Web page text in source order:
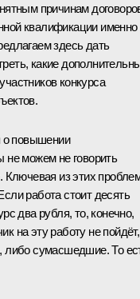
причинам
квалификации именно
здесь дать
какие
конкурса
о повышении
не можем не говорить
Ключевая из этих
работа стоит десять
два рубля, то, конечно,
на эту работу не пойдёт,
либо сумасшедшие. То